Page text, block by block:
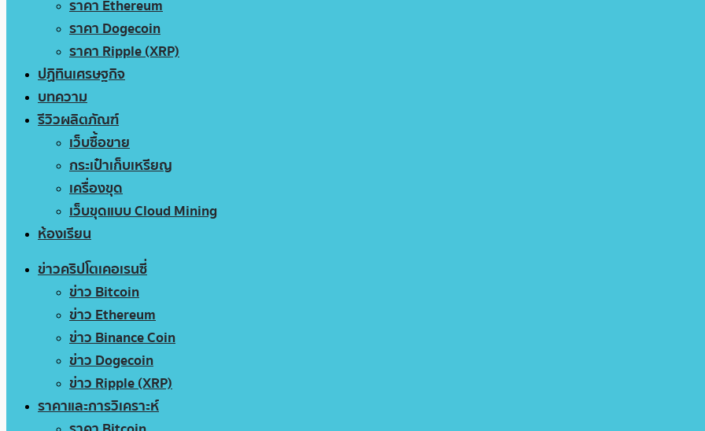
ราคา Ethereum
ราคา Dogecoin
ราคา Ripple (XRP)
ปฏิทินเศรษฐกิจ
บทความ
รีวิวผลิตภัณฑ์
เว็บซื้อขาย
กระเป๋าเก็บเหรียญ
เครื่องขุด
เว็บขุดแบบ Cloud Mining
ห้องเรียน
ข่าวคริปโตเคอเรนซี่
ข่าว Bitcoin
ข่าว Ethereum
ข่าว Binance Coin
ข่าว Dogecoin
ข่าว Ripple (XRP)
ราคาและการวิเคราะห์